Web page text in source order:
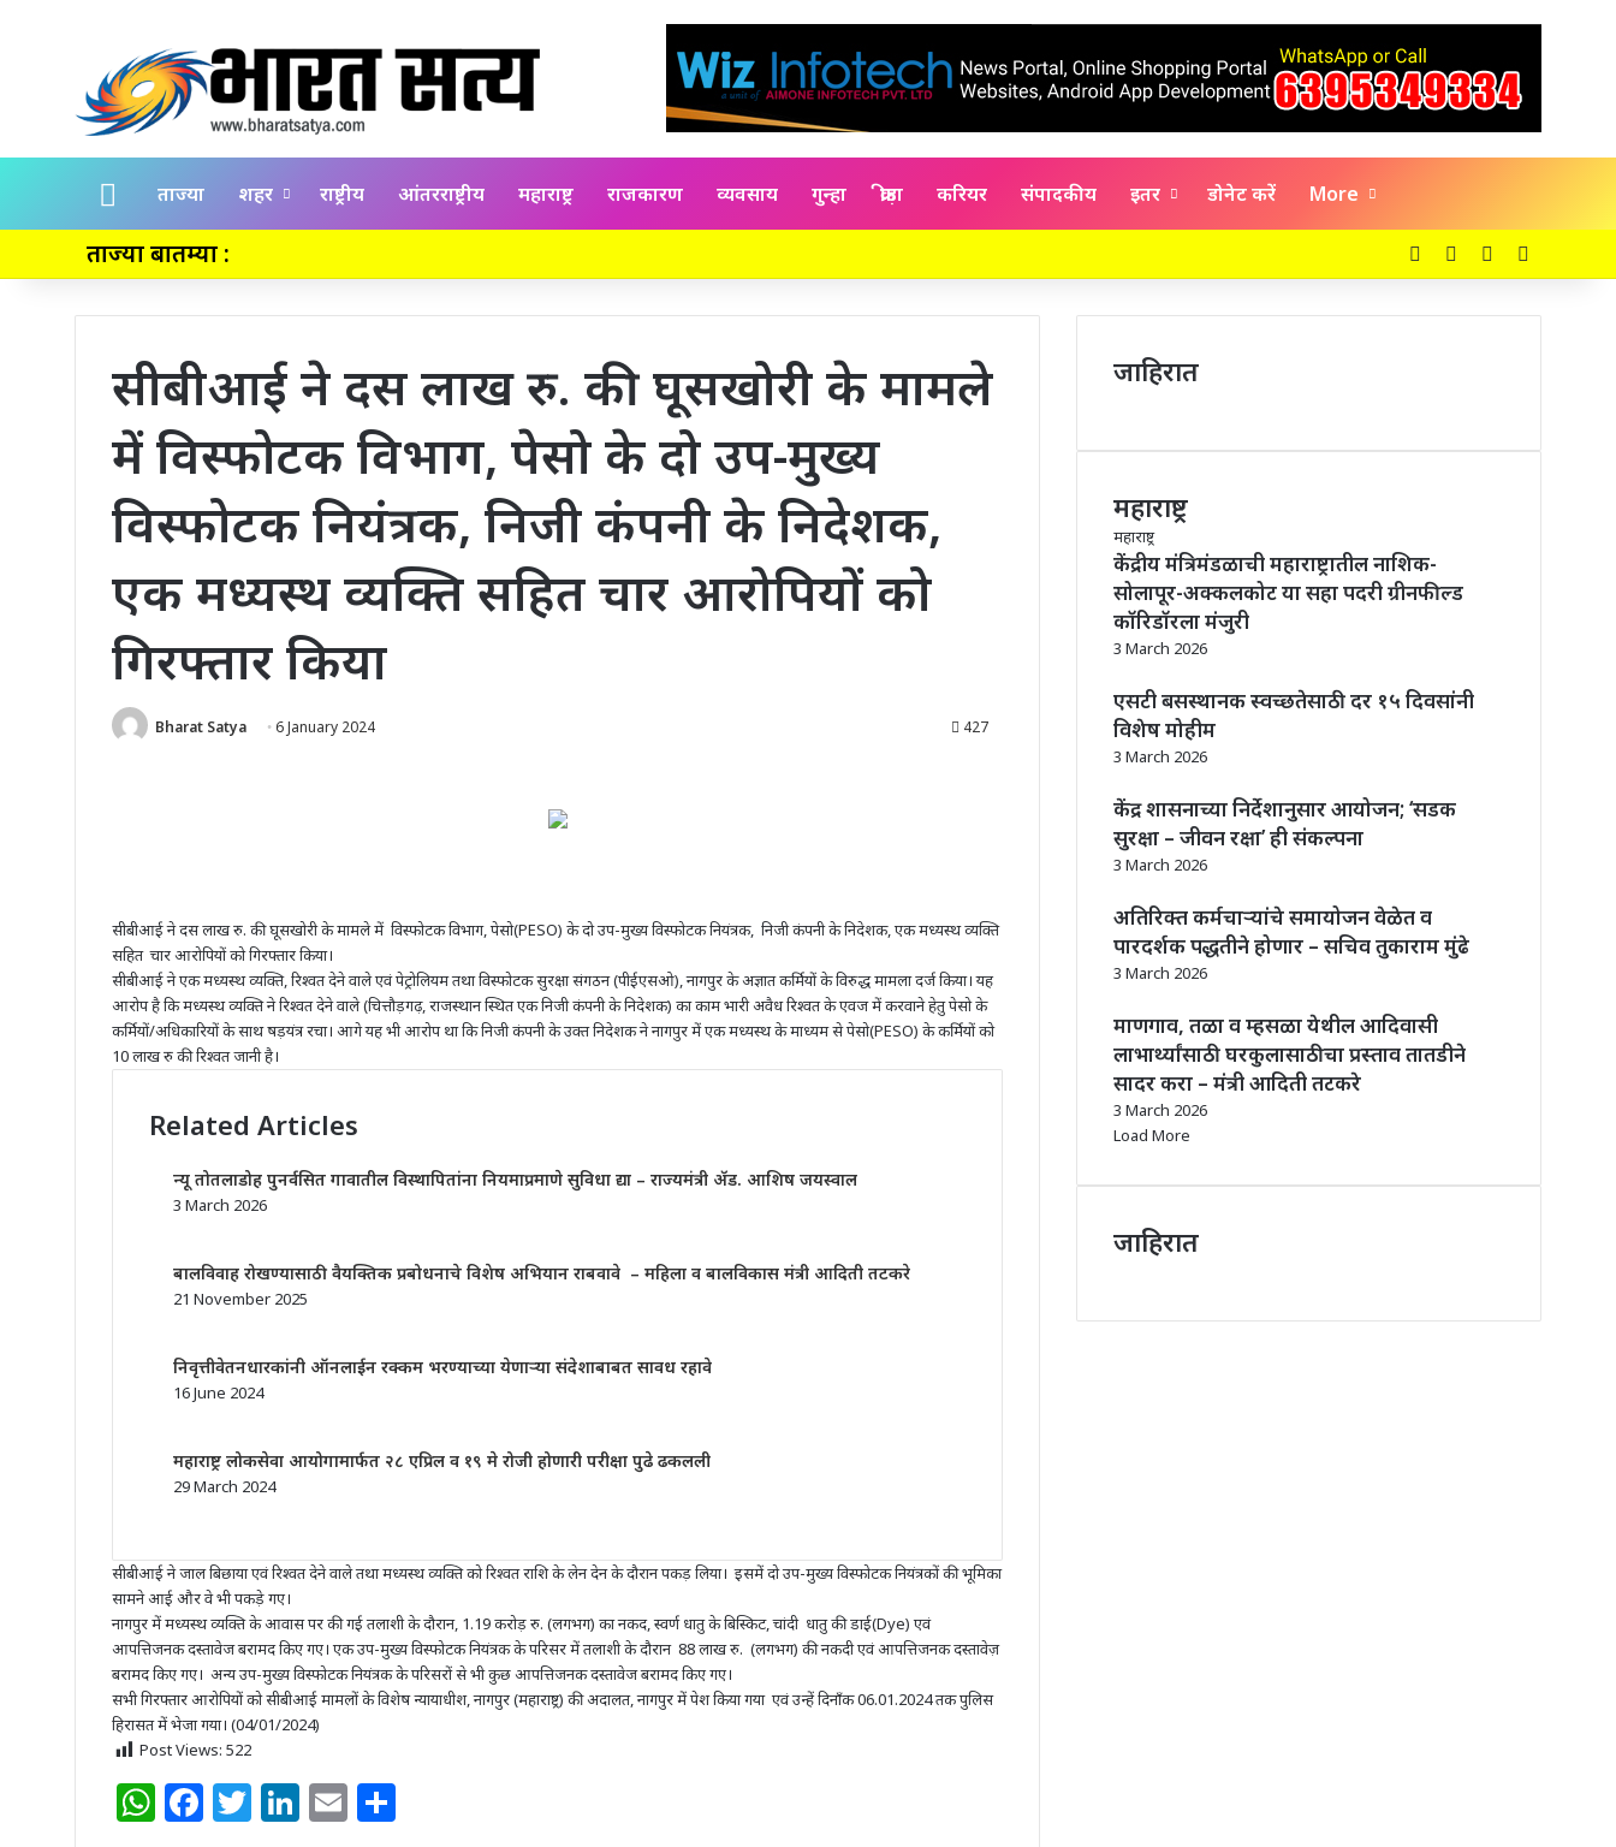
Homeताज्या शहर राष्ट्रीय आंतरराष्ट्रीय महाराष्ट्र राजकारण व्यवसाय गुन्हा क्रीड़ा करियर संपादकीय इतर डोनेट करें More
ताज्या बातम्या : Facebook YouTube
सीबीआई ने दस लाख रु. की घूसखोरी के मामले
में विस्फोटक विभाग, पेसो के दो उप-मुख्य
विस्फोटक नियंत्रक, निजी कंपनी के निदेशक,
एक मध्यस्थ व्यक्ति सहित चार आरोपियों को
गिरफ्तार किया
Bharat Satya 6 January 2024 427
सीबीआई ने दस लाख रु. की घूसखोरी के मामले में विस्फोटक विभाग, पेसो(PESO) के दो उप-मुख्य विस्फोटक नियंत्रक, निजी कंपनी के निदेशक, एक मध्यस्थ व्यक्ति
सहित चार आरोपियों को गिरफ्तार किया।
सीबीआई ने एक मध्यस्थ व्यक्ति, रिश्वत देने वाले एवं पेट्रोलियम तथा विस्फोटक सुरक्षा संगठन (पीईएसओ), नागपुर के अज्ञात कर्मियों के विरुद्ध मामला दर्ज किया। यह
आरोप है कि मध्यस्थ व्यक्ति ने रिश्वत देने वाले (चित्तौड़गढ़, राजस्थान स्थित एक निजी कंपनी के निदेशक) का काम भारी अवैध रिश्वत के एवज में करवाने हेतु पेसो के
कर्मियों/अधिकारियों के साथ षड़यंत्र रचा। आगे यह भी आरोप था कि निजी कंपनी के उक्त निदेशक ने नागपुर में एक मध्यस्थ के माध्यम से पेसो(PESO) के कर्मियों को
10 लाख रु की रिश्वत जानी है।
Related Articles
न्यू तोतलाडोह पुनर्वसित गावातील विस्थापितांना नियमाप्रमाणे सुविधा द्या – राज्यमंत्री ॲड. आशिष जयस्वाल
3 March 2026
बालविवाह रोखण्यासाठी वैयक्तिक प्रबोधनाचे विशेष अभियान राबवावे – महिला व बालविकास मंत्री आदिती तटकरे
21 November 2025
निवृत्तीवेतनधारकांनी ऑनलाईन रक्कम भरण्याच्या येणाऱ्या संदेशाबाबत सावध रहावे
16 June 2024
महाराष्ट्र लोकसेवा आयोगामार्फत २८ एप्रिल व १९ मे रोजी होणारी परीक्षा पुढे ढकलली
29 March 2024
सीबीआई ने जाल बिछाया एवं रिश्वत देने वाले तथा मध्यस्थ व्यक्ति को रिश्वत राशि के लेन देन के दौरान पकड़ लिया। इसमें दो उप-मुख्य विस्फोटक नियंत्रकों की भूमिका
सामने आई और वे भी पकड़े गए।
नागपुर में मध्यस्थ व्यक्ति के आवास पर की गई तलाशी के दौरान, 1.19 करोड़ रु. (लगभग) का नकद, स्वर्ण धातु के बिस्किट, चांदी धातु की डाई(Dye) एवं
आपत्तिजनक दस्तावेज बरामद किए गए। एक उप-मुख्य विस्फोटक नियंत्रक के परिसर में तलाशी के दौरान 88 लाख रु. (लगभग) की नकदी एवं आपत्तिजनक दस्तावेज़
बरामद किए गए। अन्य उप-मुख्य विस्फोटक नियंत्रक के परिसरों से भी कुछ आपत्तिजनक दस्तावेज बरामद किए गए।
सभी गिरफ्तार आरोपियों को सीबीआई मामलों के विशेष न्यायाधीश, नागपुर (महाराष्ट्र) की अदालत, नागपुर में पेश किया गया एवं उन्हें दिनाँक 06.01.2024 तक पुलिस
हिरासत में भेजा गया। (04/01/2024)
Post Views: 522
W F T Li E
जाहिरात
महाराष्ट्र
महाराष्ट्र
केंद्रीय मंत्रिमंडळाची महाराष्ट्रातील नाशिक-
सोलापूर-अक्कलकोट या सहा पदरी ग्रीनफील्ड
कॉरिडॉरला मंजुरी
3 March 2026
एसटी बसस्थानक स्वच्छतेसाठी दर १५ दिवसांनी
विशेष मोहीम
3 March 2026
केंद्र शासनाच्या निर्देशानुसार आयोजन; ‘सडक
सुरक्षा – जीवन रक्षा’ ही संकल्पना
3 March 2026
अतिरिक्त कर्मचाऱ्यांचे समायोजन वेळेत व
पारदर्शक पद्धतीने होणार – सचिव तुकाराम मुंढे
3 March 2026
माणगाव, तळा व म्हसळा येथील आदिवासी
लाभार्थ्यांसाठी घरकुलासाठीचा प्रस्ताव तातडीने
सादर करा – मंत्री आदिती तटकरे
3 March 2026
Load More
जाहिरात